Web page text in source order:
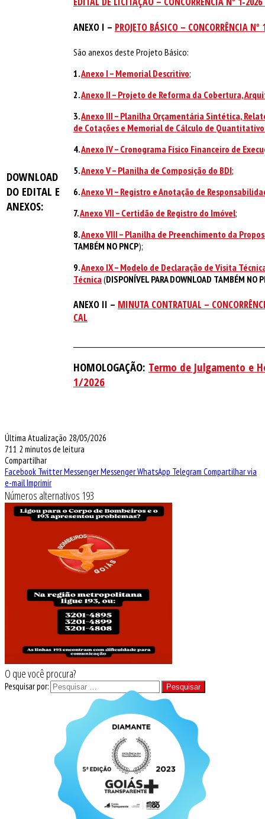
DOWNLOAD
DO EDITAL E
ANEXOS:
ANEXO I – PROJETO BÁSICO – CONCORRÊNCIA
São anexos deste Projeto Básico:
1.Anexo I – Memorial Descritivo;
2.Anexo II – Projeto de Reforma da Cobertura,
3.Anexo III – Planilha Orçamentária Sintética,
de Cotações e Memorial de Cálculo de
4.Anexo IV – Cronograma Físico Financeiro de
5.Anexo V – Planilha de Composição do BDI;
6.Anexo VI – Registro e Anotação de
7.Anexo VII – Certidão de Registro do Imóvel;
8.Anexo VIII – Planilha de Preenchimento da
TAMBÉM NO PNCP);
9.Anexo IX – Modelo de Declaração de Visita
Técnica (DISPONÍVEL PARA DOWNLOAD TAMBÉM NO
ANEXO II – MINUTA CONTRATUAL –
CAL
HOMOLOGAÇÃO: Termo de Julgamento e
1/2026
Última Atualização 28/05/2026
711 2 minutos de leitura
Compartilhar
Facebook TwitterMessengerMessengerWhatsApp Telegram Compartilhar via
e-mailImprimir
Números alternativos 193
O que você procura?
Pesquisar por: